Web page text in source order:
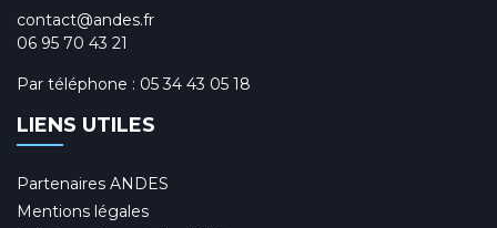
contact@andes.fr
06 95 70 43 21
Par téléphone : 05 34 43 05 18
LIENS UTILES
Partenaires ANDES
Mentions légales